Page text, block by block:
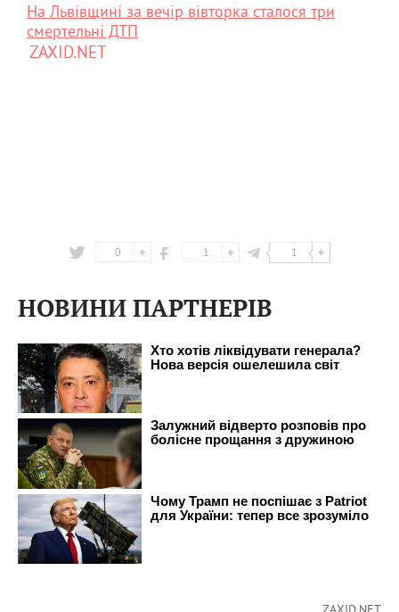
На Львівщині за вечір вівторка сталося три
смертельні ДТП
ZAXID.NET
0 1 1
НОВИНИ ПАРТНЕРІВ